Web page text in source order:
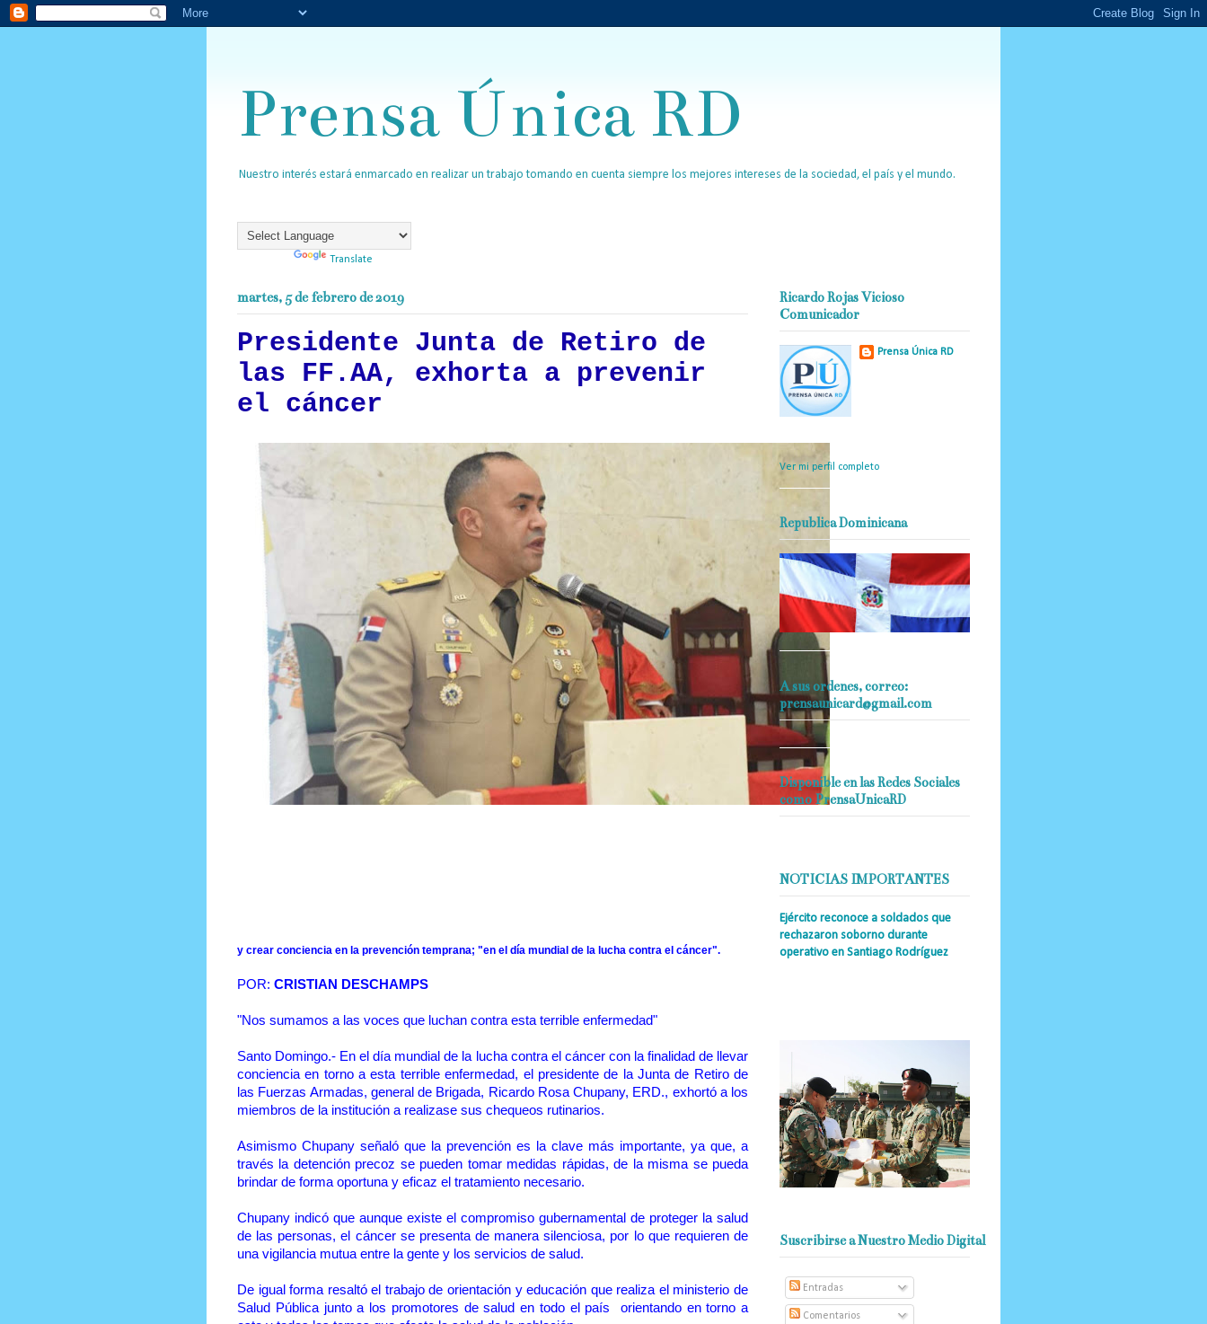
Prensa Única RD
Nuestro interés estará enmarcado en realizar un trabajo tomando en cuenta siempre los mejores intereses de la sociedad, el país y el mundo.
Translate
martes, 5 de febrero de 2019
Presidente Junta de Retiro de
las FF.AA, exhorta a prevenir
el cáncer
y crear conciencia en la prevención temprana; "en el día mundial de la lucha contra el cáncer".
POR: CRISTIAN DESCHAMPS
"Nos sumamos a las voces que luchan contra esta terrible enfermedad"
Santo Domingo.- En el día mundial de la lucha contra el cáncer con la finalidad de llevar
conciencia en torno a esta terrible enfermedad, el presidente de la Junta de Retiro de
las Fuerzas Armadas, general de Brigada, Ricardo Rosa Chupany, ERD., exhortó a los
miembros de la institución a realizase sus chequeos rutinarios.
Asimismo Chupany señaló que la prevención es la clave más importante, ya que, a
través la detención precoz se pueden tomar medidas rápidas, de la misma se pueda
brindar de forma oportuna y eficaz el tratamiento necesario.
Chupany indicó que aunque existe el compromiso gubernamental de proteger la salud
de las personas, el cáncer se presenta de manera silenciosa, por lo que requieren de
una vigilancia mutua entre la gente y los servicios de salud.
De igual forma resaltó el trabajo de orientación y educación que realiza el ministerio de
Salud Pública junto a los promotores de salud en todo el país orientando en torno a
Ricardo Rojas Vicioso
Comunicador
Prensa Única RD
periodístico en todo momento.
Ver mi perfil completo
Republica Dominicana
A sus ordenes, correo:
prensaunicard@gmail.com
Disponible en las Redes Sociales
como PrensaUnicaRD
NOTICIAS IMPORTANTES
Ejército reconoce a soldados que
rechazaron soborno durante
operativo en Santiago Rodríguez
Suscribirse a Nuestro Medio Digital
Entradas
Comentarios